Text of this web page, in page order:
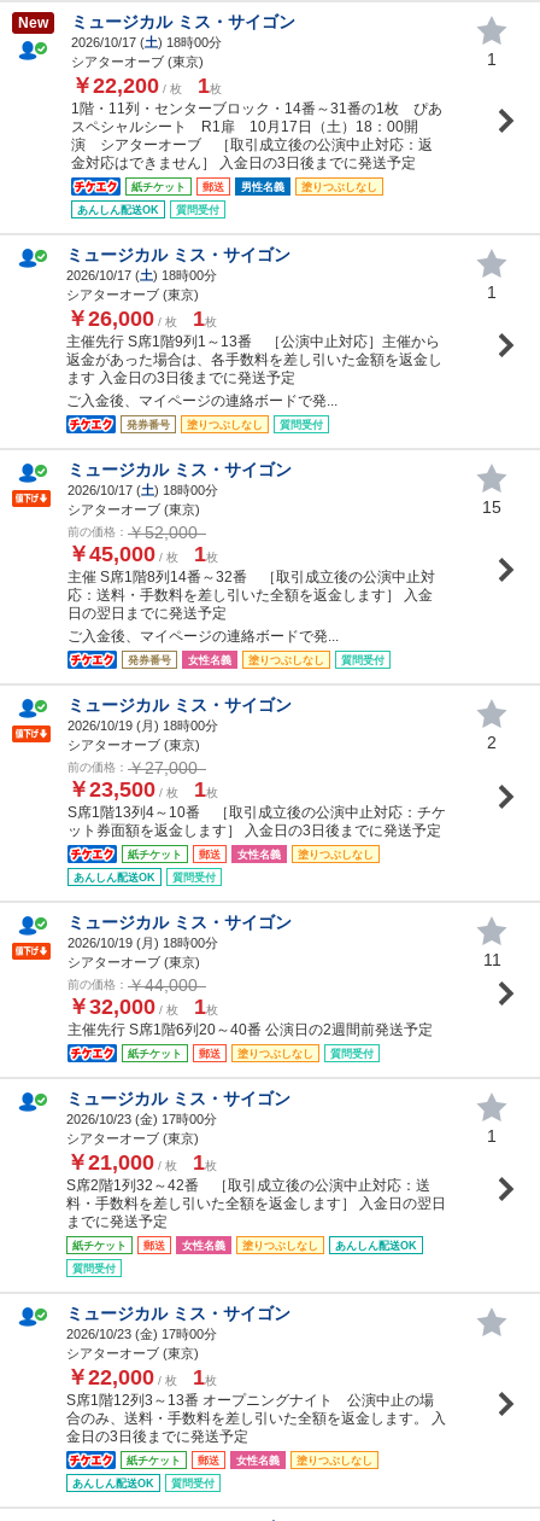
New ミュージカル ミス・サイゴン
2026/10/17 (土) 18時00分
シアターオーブ (東京)
￥22,200 / 枚 1枚
1階・11列・センターブロック・14番～31番の1枚 ぴあ
スペシャルシート R1扉 10月17日（土）18：00開
演 シアターオーブ ［取引成立後の公演中止対応：返
金対応はできません］ 入金日の3日後までに発送予定
紙チケット 郵送 男性名義
塗りつぶしなし
あんしん配送OK
質問受付
1
ミュージカル ミス・サイゴン
2026/10/17 (土) 18時00分
シアターオーブ (東京)
￥26,000 / 枚 1枚
主催先行 S席1階9列1～13番 ［公演中止対応］主催から
返金があった場合は、各手数料を差し引いた金額を返金し
ます 入金日の3日後までに発送予定
ご入金後、マイページの連絡ボードで発...
発券番号 塗りつぶしなし 質問受付
1
ミュージカル ミス・サイゴン
2026/10/17 (土) 18時00分
シアターオーブ (東京)
前の価格： ￥52,000
￥45,000 / 枚 1枚
主催 S席1階8列14番～32番 ［取引成立後の公演中止対
応：送料・手数料を差し引いた全額を返金します］ 入金
日の翌日までに発送予定
ご入金後、マイページの連絡ボードで発...
発券番号 女性名義 塗りつぶしなし 質問受付
15
ミュージカル ミス・サイゴン
2026/10/19 (月) 18時00分
シアターオーブ (東京)
前の価格： ￥27,000
￥23,500 / 枚 1枚
S席1階13列4～10番 ［取引成立後の公演中止対応：チケ
ット券面額を返金します］ 入金日の3日後までに発送予定
紙チケット 郵送 女性名義
塗りつぶしなし
あんしん配送OK
質問受付
2
ミュージカル ミス・サイゴン
2026/10/19 (月) 18時00分
シアターオーブ (東京)
前の価格： ￥44,000
￥32,000 / 枚 1枚
主催先行 S席1階6列20～40番 公演日の2週間前発送予定
紙チケット 郵送 塗りつぶしなし 質問受付
11
ミュージカル ミス・サイゴン
2026/10/23 (金) 17時00分
シアターオーブ (東京)
￥21,000 / 枚 1枚
S席2階1列32～42番 ［取引成立後の公演中止対応：送
料・手数料を差し引いた全額を返金します］ 入金日の翌日
までに発送予定
紙チケット 郵送 女性名義 塗りつぶしなし
あんしん配送OK
質問受付
1
ミュージカル ミス・サイゴン
2026/10/23 (金) 17時00分
シアターオーブ (東京)
￥22,000 / 枚 1枚
S席1階12列3～13番 オープニングナイト 公演中止の場
合のみ、送料・手数料を差し引いた全額を返金します。 入
金日の3日後までに発送予定
紙チケット 郵送 女性名義
塗りつぶしなし
あんしん配送OK
質問受付